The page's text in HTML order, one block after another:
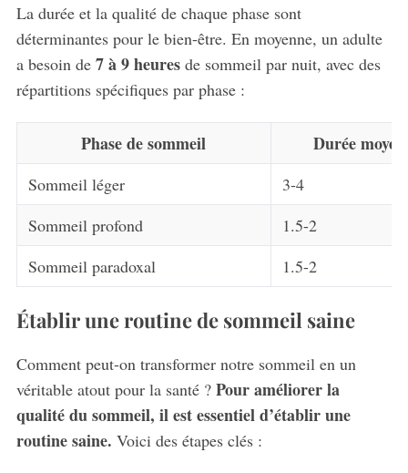
La durée et la qualité de chaque phase sont
déterminantes pour le bien-être. En moyenne, un adulte
a besoin de 7 à 9 heuresde sommeil par nuit, avec des
répartitions spécifiques par phase :
Phase de sommeil Durée
Sommeil léger
3-4
Sommeil profond
1.5-2
Sommeil paradoxal
1.5-2
Établir une routine de sommeil saine
Comment peut-on transformer notre sommeil en un
véritable atout pour la santé ? Pour améliorer la
qualité du sommeil, il est essentiel d’établir une
routine saine. Voici des étapes clés :